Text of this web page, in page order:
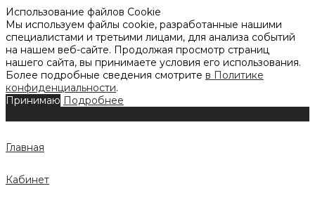
Использование файлов Cookie
Мы используем файлы cookie, разработанные нашими
специалистами и третьими лицами, для анализа событий
на нашем веб-сайте. Продолжая просмотр страниц
нашего сайта, вы принимаете условия его использования.
Более подробные сведения смотрите в Политике
конфиденциальности.
Принимаю Подробнее
Главная
Кабинет